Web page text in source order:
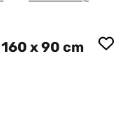
x 90 cm